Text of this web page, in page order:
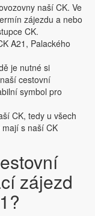
naší CK. Ve
zájezdu a nebo
CK.
A21, Palackého
je nutné si
cestovní
symbol pro
CK, tedy u všech
s naší CK
zájezd